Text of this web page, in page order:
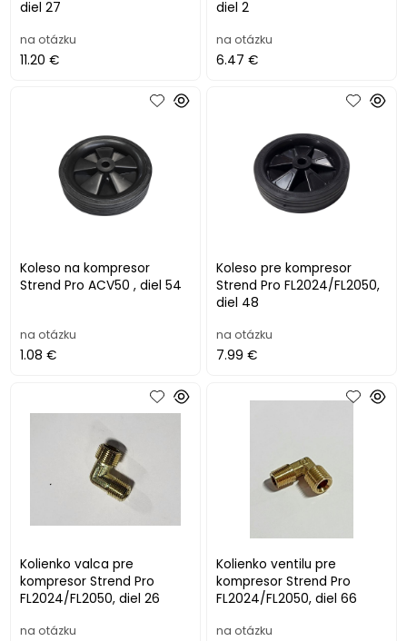
diel 27
na otázku
11.20 €
diel 2
na otázku
6.47 €
Koleso na kompresor
Strend Pro ACV50 , diel 54
na otázku
1.08 €
Koleso pre kompresor
Strend Pro FL2024/FL2050,
diel 48
na otázku
7.99 €
Kolienko valca pre
kompresor Strend Pro
FL2024/FL2050, diel 26
na otázku
Kolienko ventilu pre
kompresor Strend Pro
FL2024/FL2050, diel 66
na otázku